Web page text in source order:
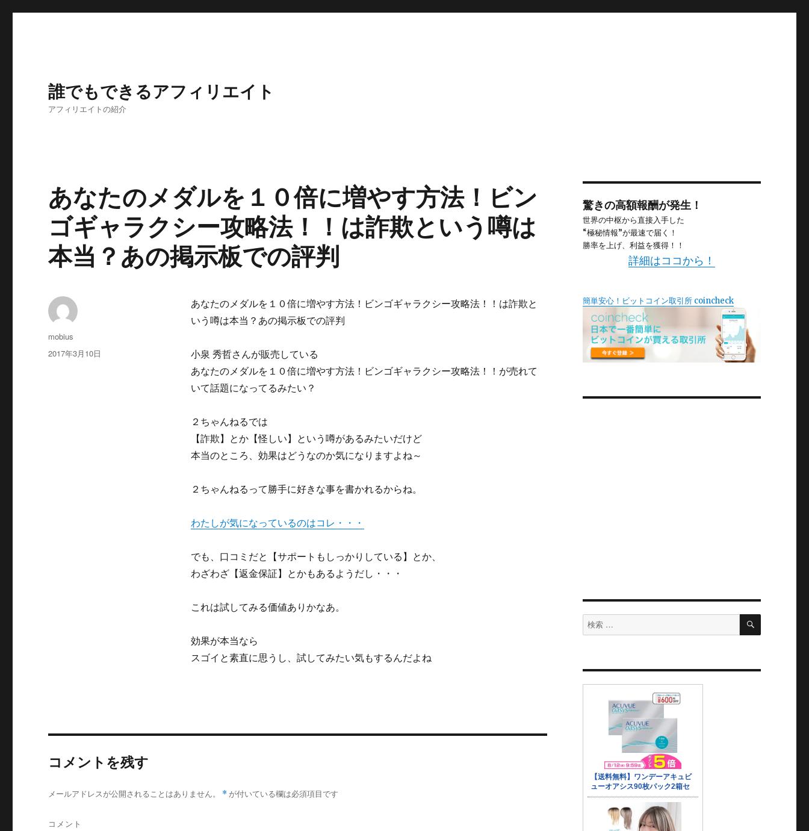
誰でもできるアフィリエイト
アフィリエイトの紹介
あなたのメダルを１０倍に増やす方法！ビン
ゴギャラクシー攻略法！！は詐欺という噂は
本当？あの掲示板での評判
あなたのメダルを１０倍に増やす方法！ビンゴギャラクシー攻略法！！は詐欺と
いう噂は本当？あの掲示板での評判
小泉 秀哲さんが販売している
あなたのメダルを１０倍に増やす方法！ビンゴギャラクシー攻略法！！が売れて
いて話題になってるみたい？
２ちゃんねるでは
【詐欺】とか【怪しい】という噂があるみたいだけど
本当のところ、効果はどうなのか気になりますよね～
２ちゃんねるって勝手に好きな事を書かれるからね。
わたしが気になっているのはコレ・・・
でも、口コミだと【サポートもしっかりしている】とか、
わざわざ【返金保証】とかもあるようだし・・・
これは試してみる価値ありかなあ。
効果が本当なら
スゴイと素直に思うし、試してみたい気もするんだよね
投
稿
mobius
投
2017年3月10日
コメントを残す
メールアドレスが公開されることはありません。 * が付いている欄は必須項目です
コメント
驚きの高額報酬が発生！
世界の中枢から直接入手した
“極秘情報”が最速で届く！
勝率を上げ、利益を獲得！！
詳細はココから！
簡単安心！ビットコイン取引所 coincheck
検
索
検